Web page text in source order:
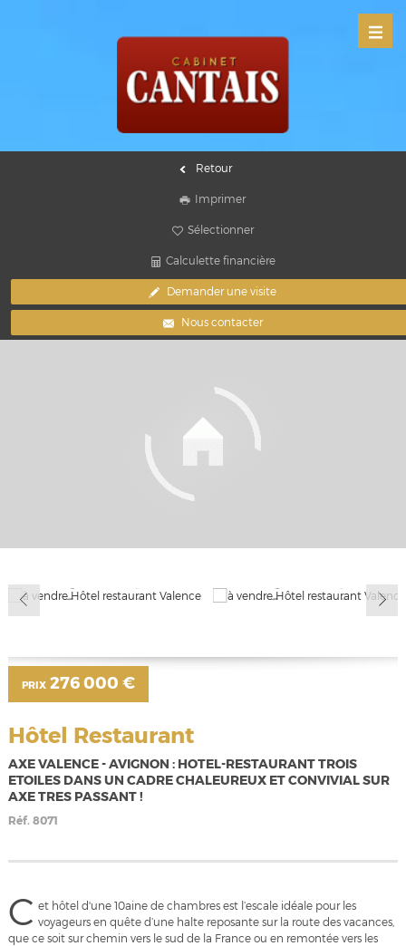
Retour
Imprimer
Sélectionner
Calculette financière
Demander une visite
Nous contacter
PRIX276 000 €
Hôtel Restaurant
AXE VALENCE - AVIGNON : HOTEL-RESTAURANT TROIS
ETOILES DANS UN CADRE CHALEUREUX ET CONVIVIAL SUR
AXE TRES PASSANT !
Réf.8071
C et hôtel d'une 10aine de chambres est l’escale idéale pour les
voyageurs en quête d’une halte reposante sur la route des vacances,
que ce soit sur chemin vers le sud de la France ou en remontée vers les